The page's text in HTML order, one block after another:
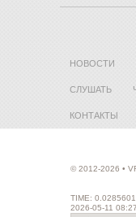
НОВОСТИ
СЛУШАТЬ
КОНТАКТЫ
© 2012-2026 •
TIME:
2026-05-11